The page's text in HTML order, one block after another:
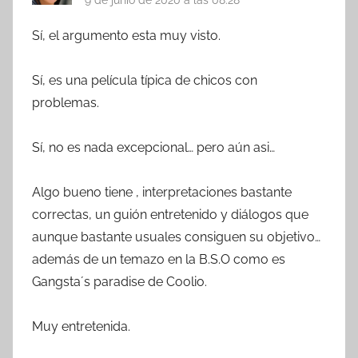
Sí, el argumento esta muy visto.
Sí, es una película típica de chicos con
problemas.
Sí, no es nada excepcional… pero aún asi…
Algo bueno tiene , interpretaciones bastante
correctas, un guión entretenido y diálogos que
aunque bastante usuales consiguen su objetivo…
además de un temazo en la B.S.O como es
Gangsta´s paradise de Coolio.
Muy entretenida.